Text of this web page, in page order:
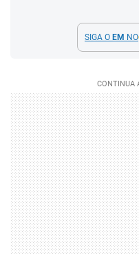
SIGA O EM NO